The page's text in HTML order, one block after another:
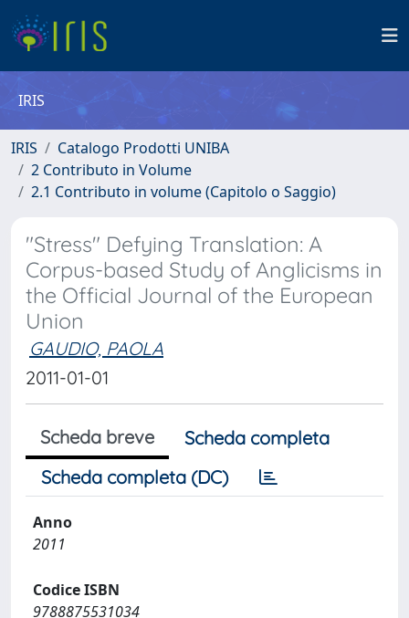
IRIS
IRIS
Catalogo Prodotti UNIBA
2 Contributo in Volume
2.1 Contributo in volume (Capitolo o Saggio)
"Stress" Defying Translation: A
Corpus-based Study of Anglicisms in
the Official Journal of the European
Union
GAUDIO, PAOLA
2011-01-01
Scheda breve
Scheda completa
Scheda completa (DC)
Anno
2011
Codice ISBN
9788875531034